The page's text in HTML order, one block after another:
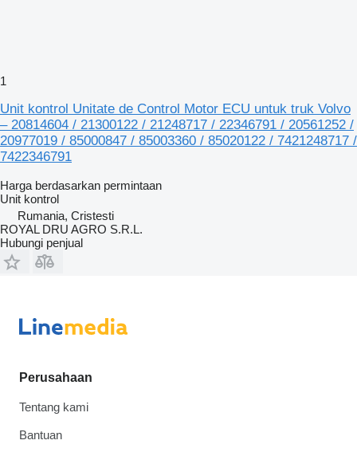
1
Unit kontrol Unitate de Control Motor ECU untuk truk Volvo
– 20814604 / 21300122 / 21248717 / 22346791 / 20561252 /
20977019 / 85000847 / 85003360 / 85020122 / 7421248717 /
7422346791
Harga berdasarkan permintaan
Unit kontrol
Rumania, Cristesti
ROYAL DRU AGRO S.R.L.
Hubungi penjual
Perusahaan
Tentang kami
Bantuan